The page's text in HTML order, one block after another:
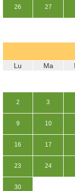
26 27
Lu Ma
2 3
9 10
16 17
23 24
30